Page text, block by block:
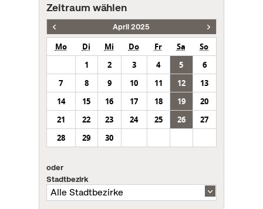
Zeitraum wählen
April 2025
Mo Di Mi Do Fr Sa
So
1
2 3 4 5
6
7
8 9 10 11 12
13
14
15 16 17 18 19
20
21
22 23 24 25 26
27
28
29 30
oder
Stadtbezirk